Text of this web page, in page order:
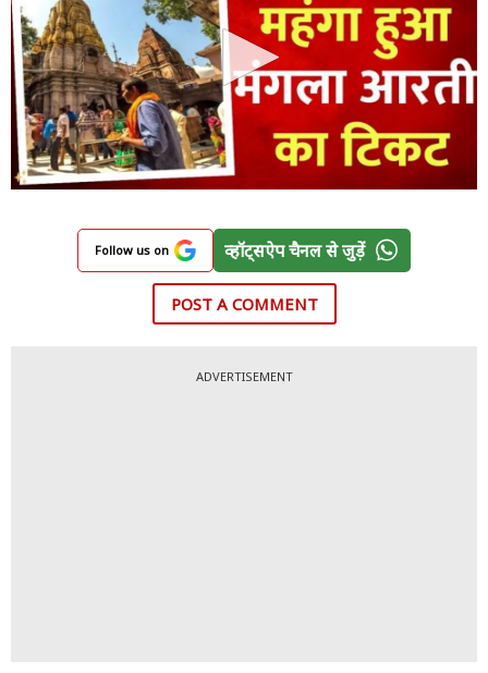
Follow us on व्हॉट्सऐप चैनल से जुड़ें
POST A COMMENT
ADVERTISEMENT